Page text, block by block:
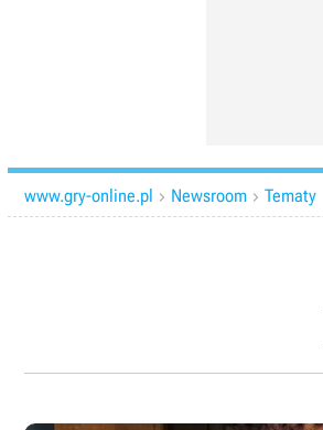
www.gry-online.pl  Newsroom  Tematy